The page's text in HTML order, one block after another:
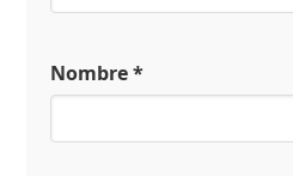
Nombre*